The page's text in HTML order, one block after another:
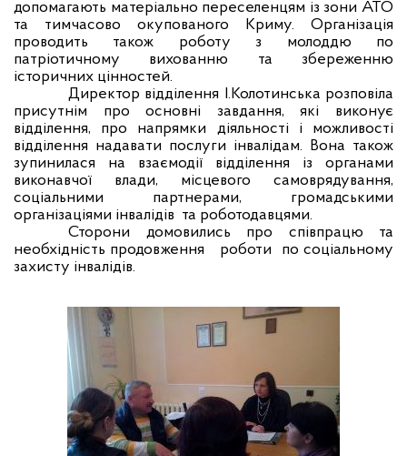
допомагають матеріально переселенцям із зони АТО
та тимчасово окупованого Криму. Організація
проводить також роботу з молоддю по
патріотичному вихованню та збереженню
історичних цінностей.
Директор відділення І.Колотинська розповіла
присутнім про основні завдання, які виконує
відділення, про напрямки діяльності і можливості
відділення надавати послуги інвалідам. Вона також
зупинилася на взаємодії відділення із органами
виконавчої влади, місцевого самоврядування,
соціальними партнерами, громадськими
організаціями інвалідів та роботодавцями.
Сторони домовились про співпрацю та
необхідність продовження
роботи
по соціальному
захисту інвалідів.